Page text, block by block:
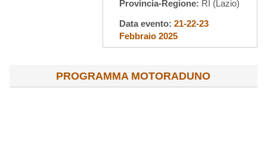
Provincia-Regione: RI (Lazio)
Data evento: 21-22-23
Febbraio 2025
PROGRAMMA MOTORADUNO